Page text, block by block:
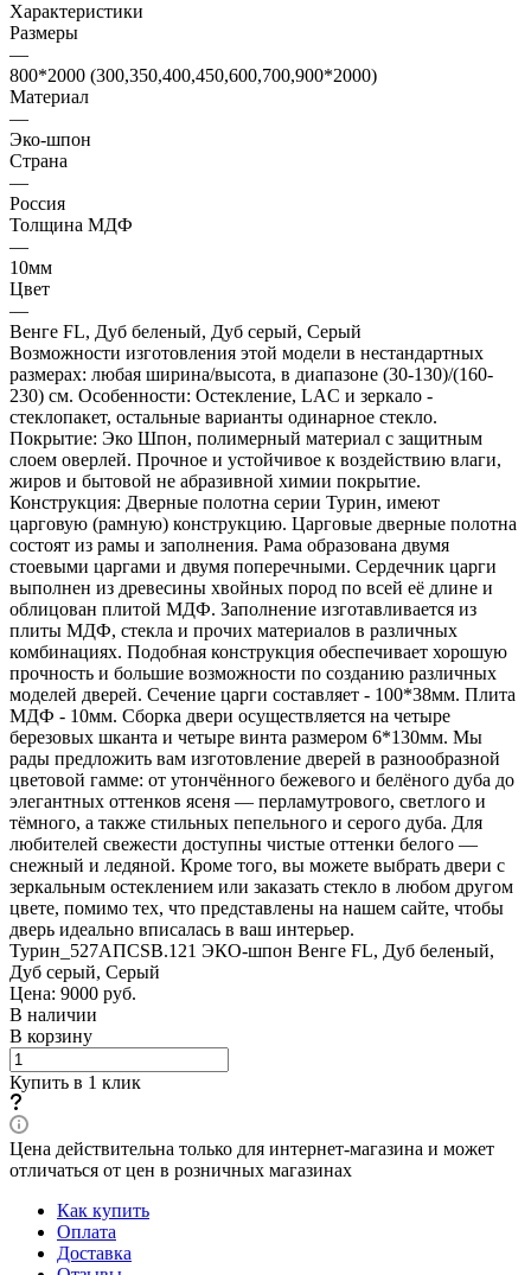
Характеристики
Размеры
—
800*2000 (300,350,400,450,600,700,900*2000)
Материал
—
Эко-шпон
Страна
—
Россия
Толщина МДФ
—
10мм
Цвет
—
Венге FL, Дуб беленый, Дуб серый, Серый
Возможности изготовления этой модели в нестандартных
размерах: любая ширина/высота, в диапазоне (30-130)/(160-
230) см. Особенности: Остекление, LAC и зеркало -
стеклопакет, остальные варианты одинарное стекло.
Покрытие: Эко Шпон, полимерный материал с защитным
слоем оверлей. Прочное и устойчивое к воздействию влаги,
жиров и бытовой не абразивной химии покрытие.
Конструкция: Дверные полотна серии Турин, имеют
царговую (рамную) конструкцию. Царговые дверные полотна
состоят из рамы и заполнения. Рама образована двумя
стоевыми царгами и двумя поперечными. Сердечник царги
выполнен из древесины хвойных пород по всей её длине и
облицован плитой МДФ. Заполнение изготавливается из
плиты МДФ, стекла и прочих материалов в различных
комбинациях. Подобная конструкция обеспечивает хорошую
прочность и большие возможности по созданию различных
моделей дверей. Сечение царги составляет - 100*38мм. Плита
МДФ - 10мм. Сборка двери осуществляется на четыре
березовых шканта и четыре винта размером 6*130мм. Мы
рады предложить вам изготовление дверей в разнообразной
цветовой гамме: от утончённого бежевого и белёного дуба до
элегантных оттенков ясеня — перламутрового, светлого и
тёмного, а также стильных пепельного и серого дуба. Для
любителей свежести доступны чистые оттенки белого —
снежный и ледяной. Кроме того, вы можете выбрать двери с
зеркальным остеклением или заказать стекло в любом другом
цвете, помимо тех, что представлены на нашем сайте, чтобы
дверь идеально вписалась в ваш интерьер.
Турин_527АПСSB.121 ЭКО-шпон Венге FL, Дуб беленый,
Дуб серый, Серый
Цена: 9000 руб.
В наличии
В корзину
Купить в 1 клик
Цена действительна только для интернет-магазина и может
отличаться от цен в розничных магазинах
Как купить
Оплата
Доставка